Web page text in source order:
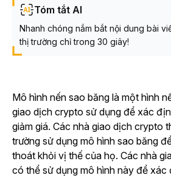
Tóm tắt AI
Nhanh chóng nắm bắt nội dung bài
thị trường chỉ trong 30 giây!
Mô hình nến sao băng là một hình
giao dịch crypto sử dụng để xác
giảm giá. Các nhà giao dịch crypto
trường sử dụng mô hình sao băng
thoát khỏi vị thế của họ. Các nhà
có thể sử dụng mô hình này để